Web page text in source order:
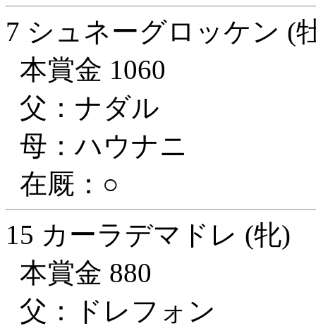
7 シュネーグロッケン (
本賞金 1060
父：ナダル
母：ハウナニ
在厩：○
15 カーラデマドレ (牝)
本賞金 880
父：ドレフォン